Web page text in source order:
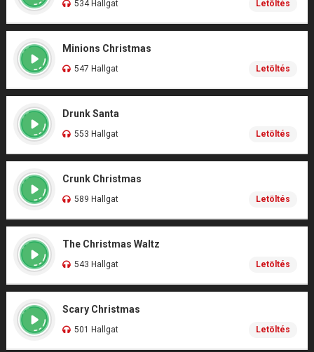
534 Hallgat Letöltés
Minions Christmas
547 Hallgat Letöltés
Drunk Santa
553 Hallgat Letöltés
Crunk Christmas
589 Hallgat Letöltés
The Christmas Waltz
543 Hallgat Letöltés
Scary Christmas
501 Hallgat Letöltés